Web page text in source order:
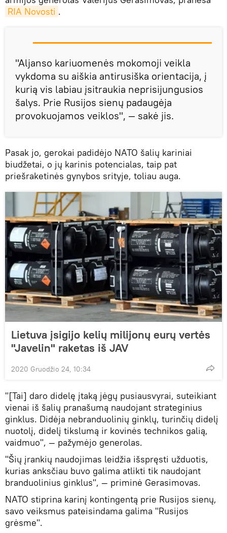
RIA Novosti .
"Aljanso kariuomenės mokomoji veikla
vykdoma su aiškia antirusiška orientacija, į
kurią vis labiau įsitraukia neprisijungusios
šalys. Prie Rusijos sienų padaugėja
provokuojamos veiklos", — sakė jis.
Pasak jo, gerokai padidėjo NATO šalių kariniai
biudžetai, o jų karinis potencialas, taip pat
priešraketinės gynybos srityje, toliau auga.
Lietuva įsigijo kelių milijonų eurų vertės
"Javelin" raketas iš JAV
2020 Gruodžio 24, 10:34
"[Tai] daro didelę įtaką jėgų pusiausvyrai, suteikiant
vienai iš šalių pranašumą naudojant strateginius
ginklus. Didėja nebranduolinių ginklų, turinčių didelį
nuotolį, didelį tikslumą ir kovinės technikos galią,
vaidmuo", — pažymėjo generolas.
"Šių įrankių naudojimas leidžia išspręsti užduotis,
kurias anksčiau buvo galima atlikti tik naudojant
branduolinius ginklus", — priminė Gerasimovas.
NATO stiprina karinį kontingentą prie Rusijos sienų,
savo veiksmus pateisindama galima "Rusijos
grėsme".